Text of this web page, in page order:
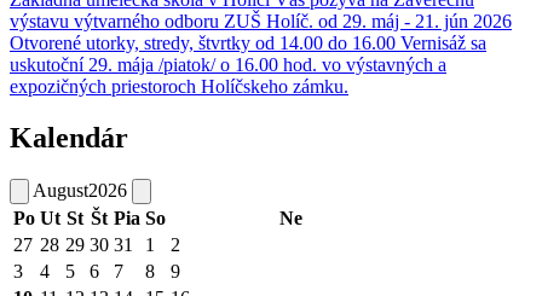
výstavu výtvarného odboru ZUŠ Holíč. od 29. máj - 21. jún 2026
Otvorené utorky, stredy, štvrtky od 14.00 do 16.00 Vernisáž sa
uskutoční 29. mája /piatok/ o 16.00 hod. vo výstavných a
expozičných priestoroch Holíčskeho zámku.
Kalendár
August2026
Po Ut St Št Pia So
Ne
27 28 29 30 31 1
2
3
4 5 6 7 8
9